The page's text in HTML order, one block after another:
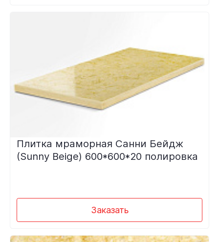
Плитка мраморная Санни Бейдж
(Sunny Beige) 600*600*20 полировка
Заказать